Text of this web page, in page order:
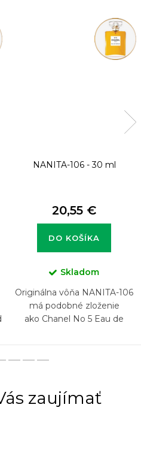
NANITA-106 - 30 ml
20,55 €
DO KOŠÍKA
Skladom
Originálna vôňa NANITA-106
má podobné zloženie
ako Chanel No 5 Eau de
zaujímať